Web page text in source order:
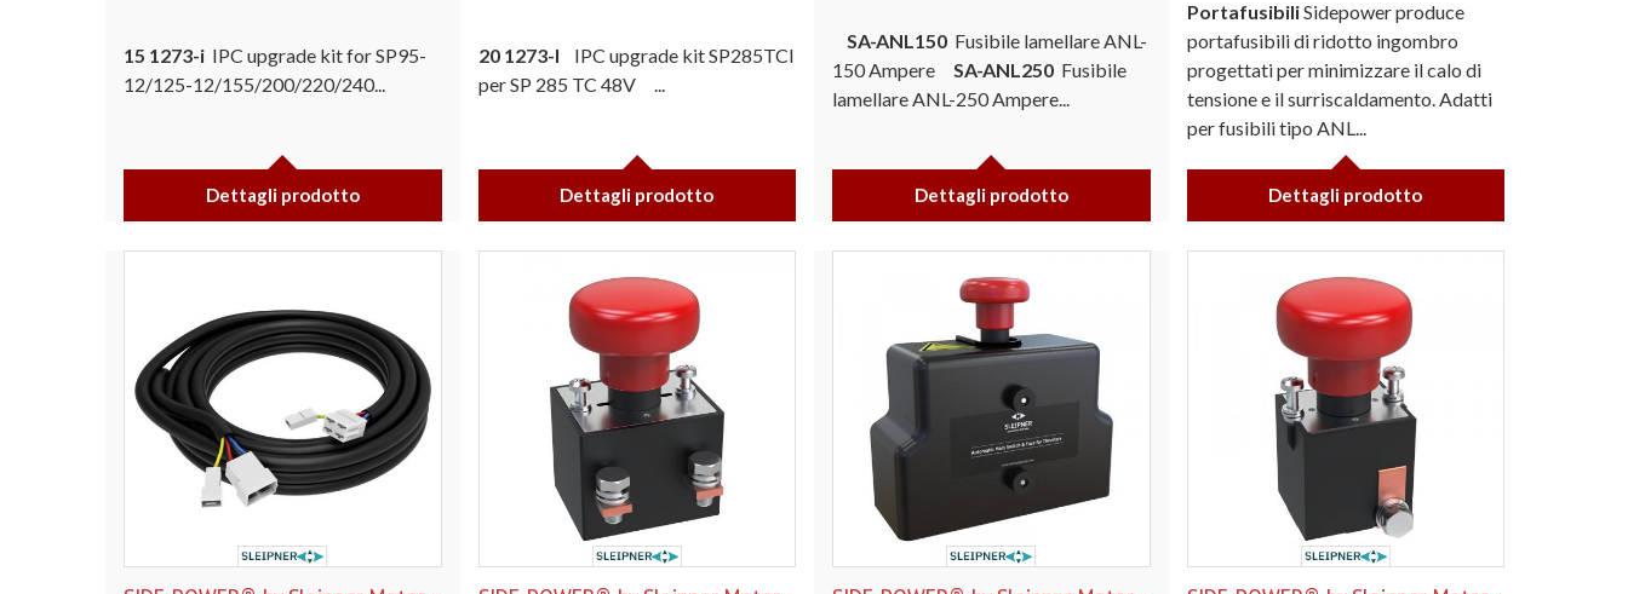
15 1273-i IPC upgrade kit for SP95-
12/125-12/155/200/220/240...
Dettagli prodotto
20 1273-I IPC upgrade kit SP285TCI
per SP 285 TC 48V ...
Dettagli prodotto
SA-ANL150 Fusibile lamellare ANL-
150 Ampere SA-ANL250 Fusibile
lamellare ANL-250 Ampere...
Dettagli prodotto
PortafusibiliSidepower produce
portafusibili di ridotto ingombro
progettati per minimizzare il calo di
tensione e il surriscaldamento. Adatti
per fusibili tipo ANL...
Dettagli prodotto